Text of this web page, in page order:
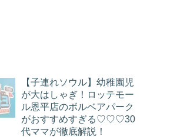
【子連れソウル】幼稚園児
が大はしゃぎ！ロッテモー
ル恩平店のボルベアパーク
がおすすめすぎる♡♡♡30
代ママが徹底解説！